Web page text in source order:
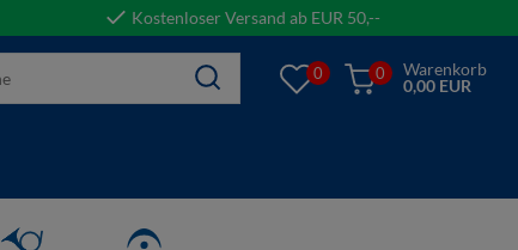
Kostenloser Versand ab EUR 50,--
0 0
Warenkorb
0,00 EUR